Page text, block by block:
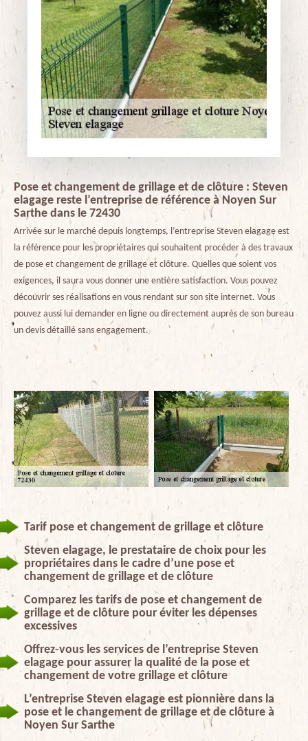
Pose et changement de grillage et de clôture : Steven
elagage reste l’entreprise de référence à Noyen Sur
Sarthe dans le 72430
Arrivée sur le marché depuis longtemps, l’entreprise Steven elagage est
la référence pour les propriétaires qui souhaitent procéder à des travaux
de pose et changement de grillage et clôture. Quelles que soient vos
exigences, il saura vous donner une entière satisfaction. Vous pouvez
découvrir ses réalisations en vous rendant sur son site internet. Vous
pouvez aussi lui demander en ligne ou directement auprès de son bureau
un devis détaillé sans engagement.
Tarif pose et changement de grillage et clôture
Steven elagage, le prestataire de choix pour les
propriétaires dans le cadre d’une pose et
changement de grillage et de clôture
Comparez les tarifs de pose et changement de
grillage et de clôture pour éviter les dépenses
excessives
Offrez-vous les services de l’entreprise Steven
elagage pour assurer la qualité de la pose et
changement de votre grillage et clôture
L’entreprise Steven elagage est pionnière dans la
pose et le changement de grillage et de clôture à
Noyen Sur Sarthe